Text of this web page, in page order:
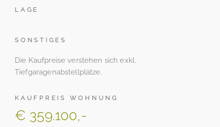
LAGE
SONSTIGES
Die Kaufpreise verstehen sich exkl.
Tiefgaragenabstellplätze.
KAUFPREIS WOHNUNG
€ 359.100,-